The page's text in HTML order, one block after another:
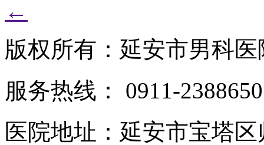
←
版权所有：延安市男科医
服务热线： 0911-2388650
医院地址：延安市宝塔